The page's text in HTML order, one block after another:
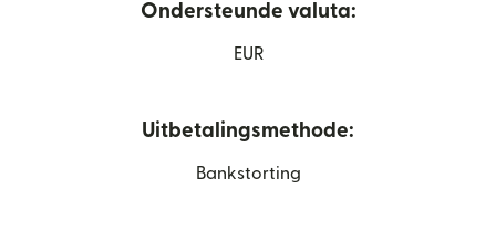
Ondersteunde valuta:
EUR
Uitbetalingsmethode:
Bankstorting